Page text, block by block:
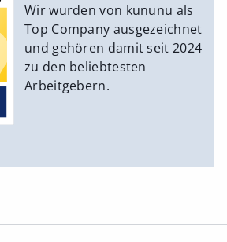
Wir wurden von kununu als
Top Company ausgezeichnet
und gehören damit seit 2024
zu den beliebtesten
Arbeitgebern.